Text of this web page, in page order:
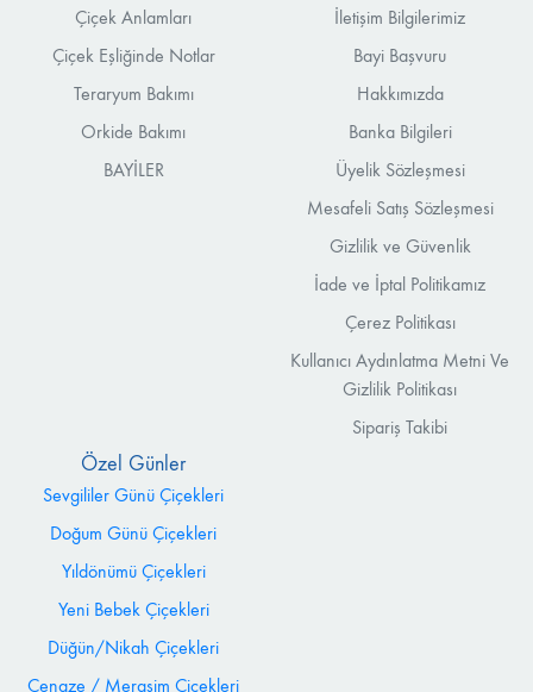
Çiçek Anlamları
Çiçek Eşliğinde Notlar
Teraryum Bakımı
Orkide Bakımı
BAYİLER
İletişim Bilgilerimiz
Bayi Başvuru
Hakkımızda
Banka Bilgileri
Üyelik Sözleşmesi
Mesafeli Satış Sözleşmesi
Gizlilik ve Güvenlik
İade ve İptal Politikamız
Çerez Politikası
Kullanıcı Aydınlatma Metni Ve
Gizlilik Politikası
Sipariş Takibi
Özel Günler
Sevgililer Günü Çiçekleri
Doğum Günü Çiçekleri
Yıldönümü Çiçekleri
Yeni Bebek Çiçekleri
Düğün/Nikah Çiçekleri
Cenaze / Merasim Çiçekleri